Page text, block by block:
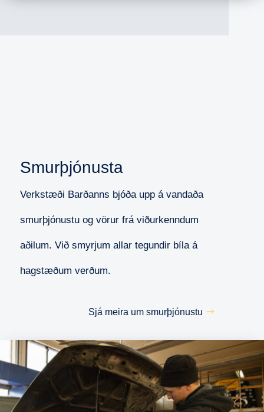
Smurþjónusta
Verkstæði Barðanns bjóða upp á vandaða
smurþjónustu og vörur frá viðurkenndum
aðilum. Við smyrjum allar tegundir bíla á
hagstæðum verðum.
Sjá meira um smurþjónustu